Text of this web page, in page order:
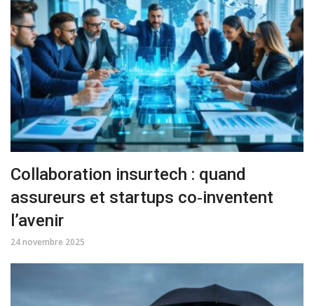
Collaboration insurtech : quand
assureurs et startups co‑inventent
l’avenir
24 novembre 2025